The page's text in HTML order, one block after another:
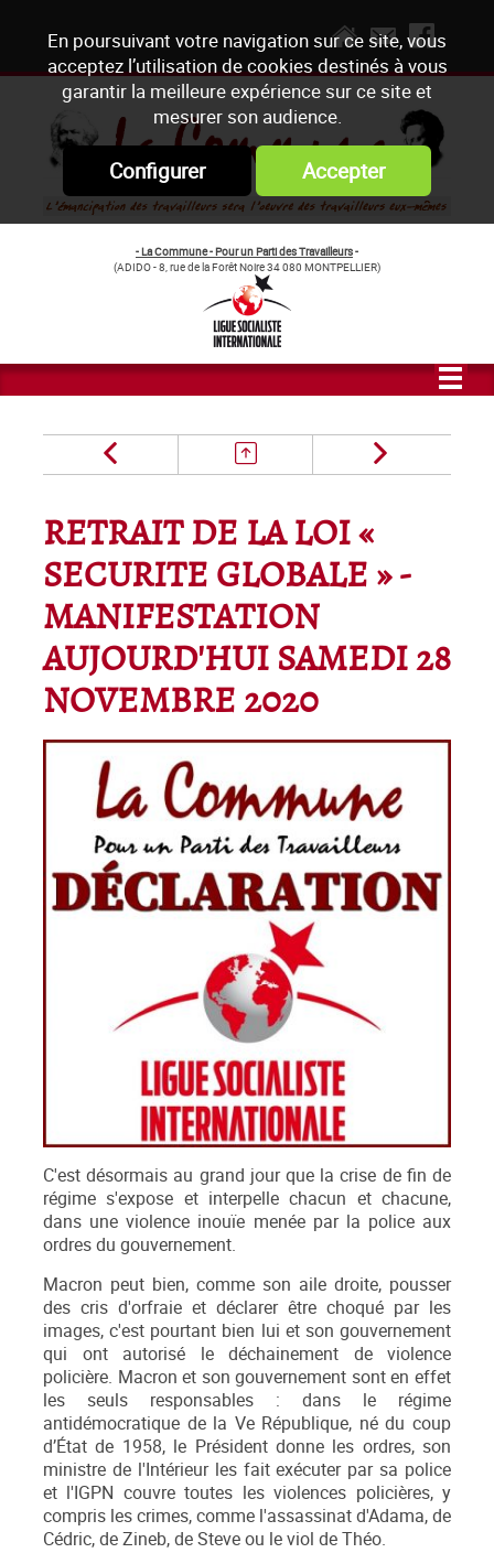
En poursuivant votre navigation sur ce site, vous
acceptez l’utilisation de cookies destinés à vous
garantir la meilleure expérience sur ce site et
mesurer son audience.
Configurer Accepter
- La Commune - Pour un Parti des Travailleurs-
(ADIDO - 8, rue de la Forêt Noire 34 080 MONTPELLIER)
RETRAIT DE LA LOI «
SECURITE GLOBALE » -
MANIFESTATION
AUJOURD'HUI SAMEDI 28
NOVEMBRE 2020
C'est désormais au grand jour que la crise de fin de
régime s'expose et interpelle chacun et chacune,
dans une violence inouïe menée par la police aux
ordres du gouvernement.
Macron peut bien, comme son aile droite, pousser
des cris d'orfraie et déclarer être choqué par les
images, c'est pourtant bien lui et son gouvernement
qui ont autorisé le déchainement de violence
policière. Macron et son gouvernement sont en effet
les seuls responsables : dans le régime
antidémocratique de la Ve République, né du coup
d’État de 1958, le Président donne les ordres, son
ministre de l'Intérieur les fait exécuter par sa police
et l'IGPN couvre toutes les violences policières, y
compris les crimes, comme l'assassinat d'Adama, de
Cédric, de Zineb, de Steve ou le viol de Théo.